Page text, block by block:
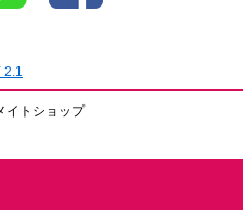
2.1
イトショップ